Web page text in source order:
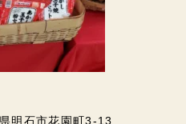
明石市花園町3-13